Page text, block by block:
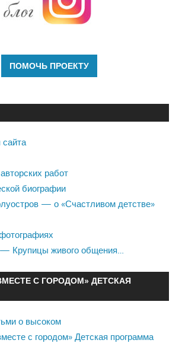
работ
биографии
— о «Счастливом детстве»
Крупицы живого общения…
С ГОРОДОМ» ДЕТСКАЯ
о высоком
с городом» Детская программа